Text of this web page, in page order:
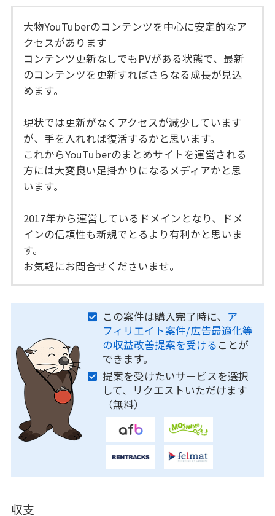
大物YouTuberのコンテンツを中心に安定的なア
クセスがあります
コンテンツ更新なしでもPVがある状態で、最新
のコンテンツを更新すればさらなる成長が見込
めます。
現状では更新がなくアクセスが減少しています
が、手を入れれば復活するかと思います。
これからYouTuberのまとめサイトを運営される
方には大変良い足掛かりになるメディアかと思
います。
2017年から運営しているドメインとなり、ドメ
インの信頼性も新規でとるより有利かと思いま
す。
お気軽にお問合せくださいませ。
この案件は購入完了時に、 ア
フィリエイト案件/広告最適化等
の収益改善提案を受ける ことが
できます。
提案を受けたいサービスを選択
して、リクエストいただけます
（無料）
収支